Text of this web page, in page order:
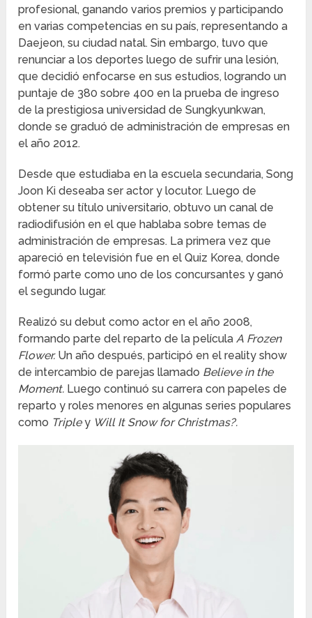
profesional, ganando varios premios y participando
en varias competencias en su país, representando a
Daejeon, su ciudad natal. Sin embargo, tuvo que
renunciar a los deportes luego de sufrir una lesión,
que decidió enfocarse en sus estudios, logrando un
puntaje de 380 sobre 400 en la prueba de ingreso
de la prestigiosa universidad de Sungkyunkwan,
donde se graduó de administración de empresas en
el año 2012.
Desde que estudiaba en la escuela secundaria, Song
Joon Ki deseaba ser actor y locutor. Luego de
obtener su título universitario, obtuvo un canal de
radiodifusión en el que hablaba sobre temas de
administración de empresas. La primera vez que
apareció en televisión fue en el Quiz Korea, donde
formó parte como uno de los concursantes y ganó
el segundo lugar.
Realizó su debut como actor en el año 2008,
formando parte del reparto de la película A Frozen
Flower. Un año después, participó en el reality show
de intercambio de parejas llamado Believe in the
Moment. Luego continuó su carrera con papeles de
reparto y roles menores en algunas series populares
como Tripley Will It Snow for Christmas?.